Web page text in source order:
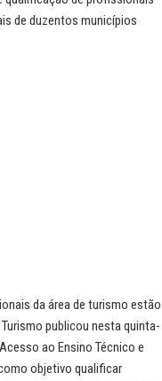
de duzentos municípios
da área de turismo estão
publicou nesta quinta-
ao Ensino Técnico e
objetivo qualificar